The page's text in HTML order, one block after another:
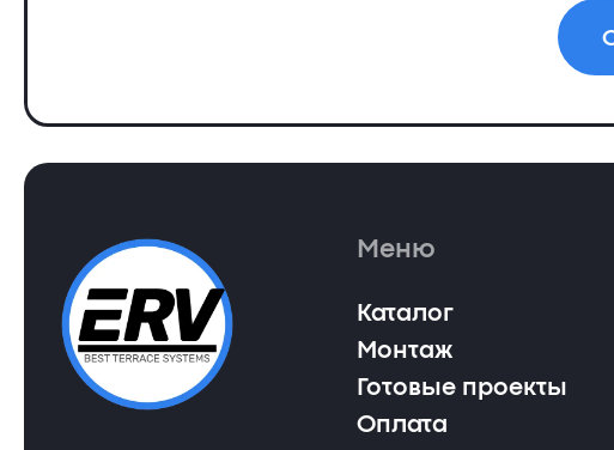
Меню
Каталог
Монтаж
Готовые проекты
Оплата